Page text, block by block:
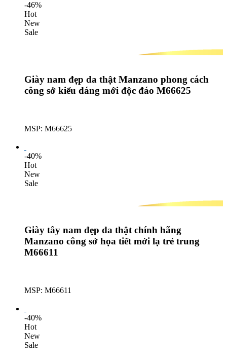
-46%
Hot
New
Sale
Giày nam đẹp da thật Manzano phong cách
công sở kiểu dáng mới độc đáo M66625
MSP: M66625
-40%
Hot
New
Sale
Giày tây nam đẹp da thật chính hãng
Manzano công sở họa tiết mới lạ trẻ trung
M66611
MSP: M66611
-40%
Hot
New
Sale